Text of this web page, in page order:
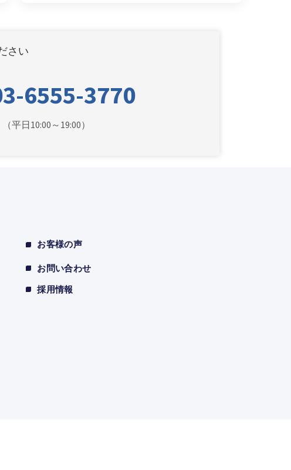
さい
6555-3770
（平日10:00～19:00）
お客様の声
お問い合わせ
採用情報